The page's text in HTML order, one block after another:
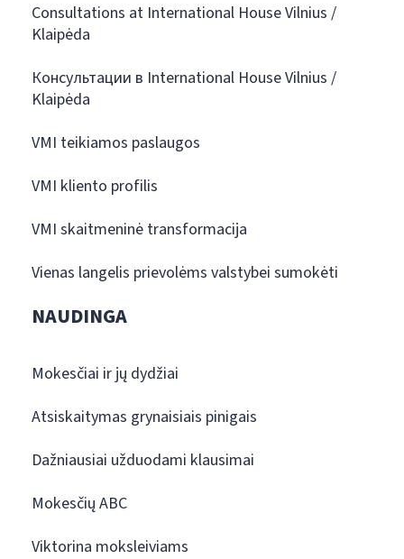
Consultations at International House Vilnius /
Klaipėda
Консультации в International House Vilnius /
Klaipėda
VMI teikiamos paslaugos
VMI kliento profilis
VMI skaitmeninė transformacija
Vienas langelis prievolėms valstybei sumokėti
NAUDINGA
Mokesčiai ir jų dydžiai
Atsiskaitymas grynaisiais pinigais
Dažniausiai užduodami klausimai
Mokesčių ABC
Viktorina moksleiviams